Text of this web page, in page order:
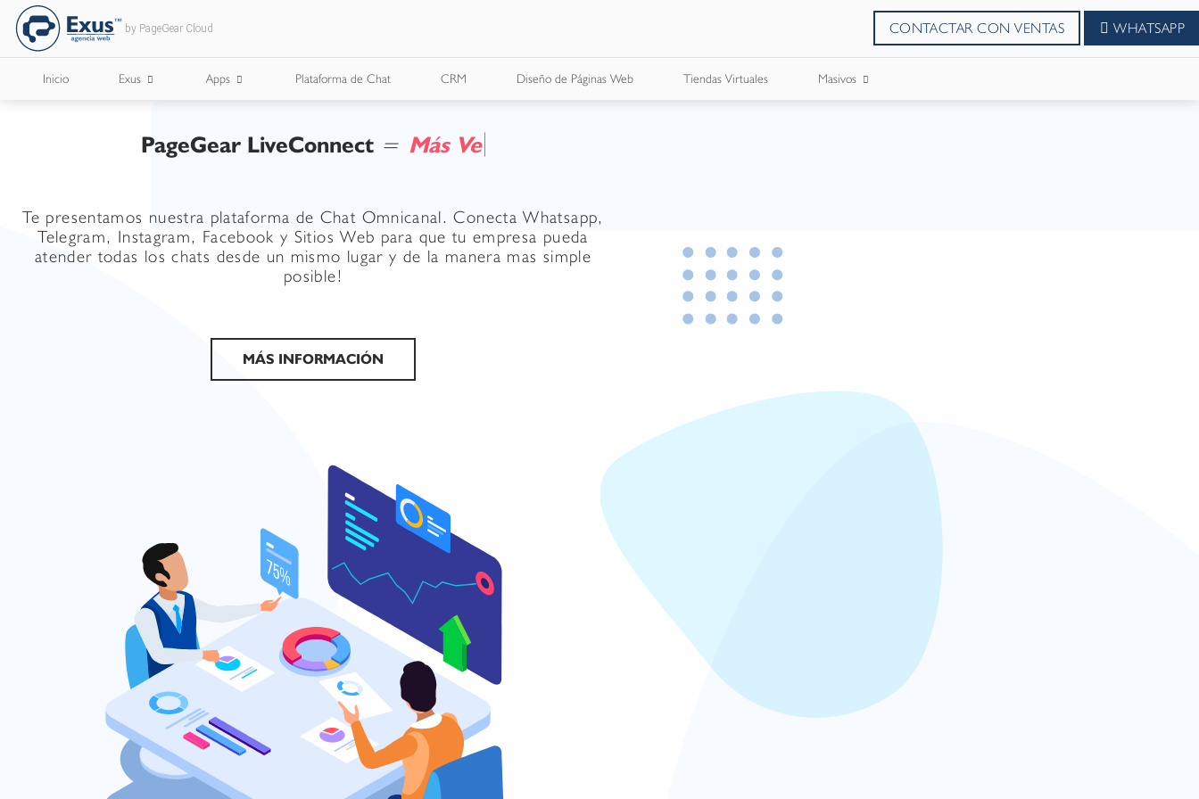
by PageGear Cloud CONTACTAR CON VENTAS WHATSAPP
Inicio Exus
¿Quienes Somos?
Lee Nuestro Blog
Documentos Corporativos
Apps
Apps para Cámaras de Comercio
Plataforma de Chat CRM Diseño de Páginas Web Tiendas Virtuales Masivos
PageGear LiveConnect= M ás Venta
Te presentamos nuestra plataforma de Chat Omnicanal. Conecta Whatsapp,
Telegram, Instagram, Facebook y Sitios Web para que tu empresa pueda
atender todas los chats desde un mismo lugar y de la manera mas simple
posible!
MÁS INFORMACIÓN